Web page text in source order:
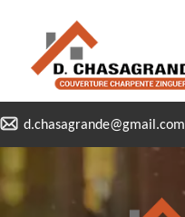
d.chasagrande@gmail.com